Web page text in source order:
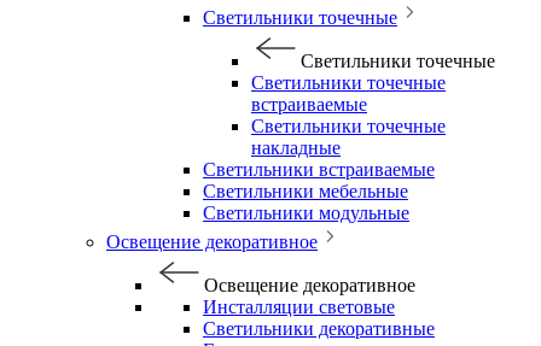
Светильники точечные
Светильники точечные
Светильники точечные
встраиваемые
Светильники точечные
накладные
Светильники встраиваемые
Светильники мебельные
Светильники модульные
Освещение декоративное
Освещение декоративное
Инсталляции световые
Светильники декоративные